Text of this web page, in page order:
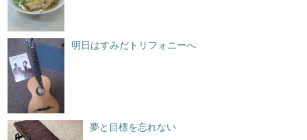
明日はすみだトリフォニーへ
夢と目標を忘れない